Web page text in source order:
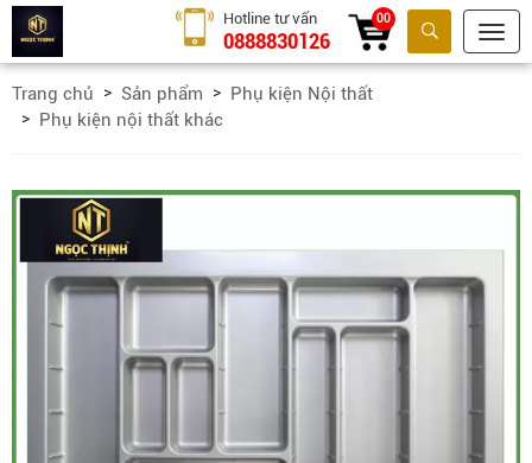
Tìm kiếm
Hotline tư vấn
0888830126
00
Trang chủ Sản phẩm
Phụ kiện Nội thất
Phụ kiện nội thất khác